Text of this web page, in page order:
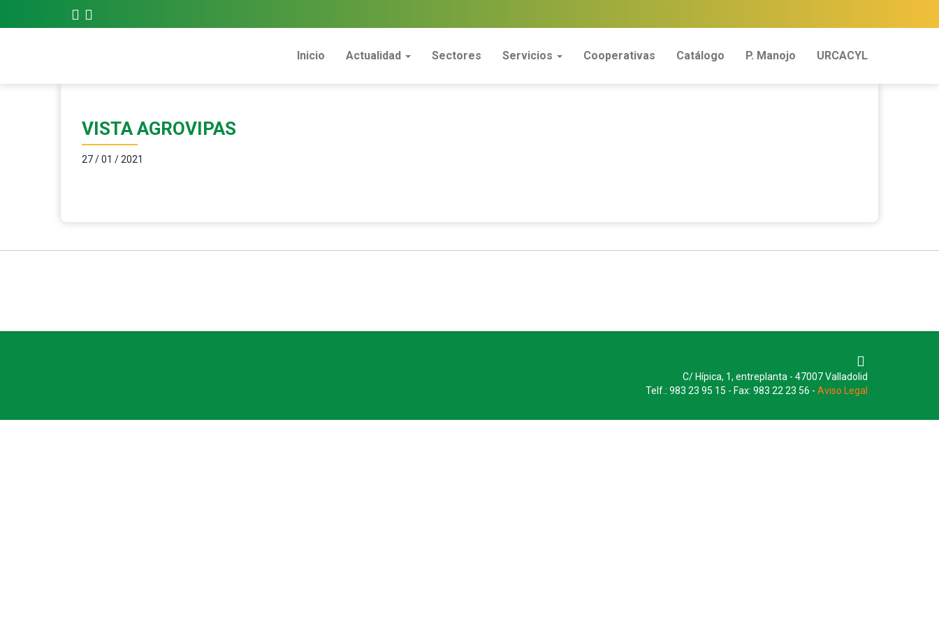
Inicio Actualidad Sectores Servicios Cooperativas Catálogo P. Manojo URCACYL
VISTA AGROVIPAS
27 / 01 / 2021
C/ Hípica, 1, entreplanta - 47007 Valladolid
Telf.: 983 23 95 15 - Fax: 983 22 23 56 - Aviso Legal